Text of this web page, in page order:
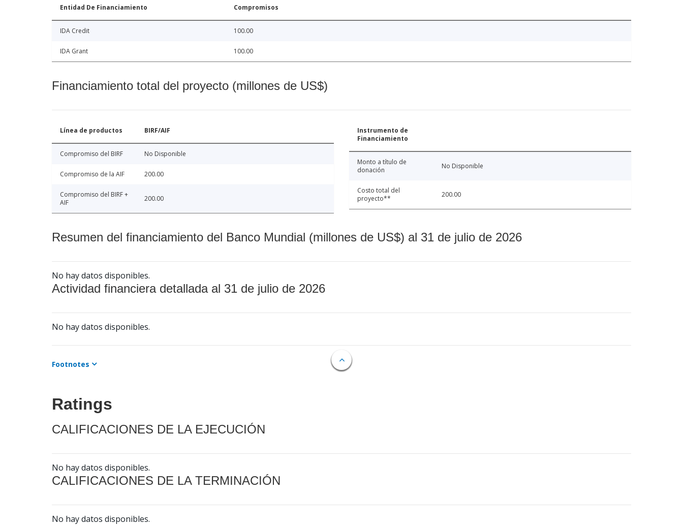
Entidad De Financiamiento Compromisos
IDA Credit 100.00
IDA Grant 100.00
Financiamiento total del proyecto (millones de US$)
Línea de productos BIRF/AIF
Compromiso del BIRF No Disponible
Compromiso de la AIF 200.00
Compromiso del BIRF +
AIF
200.00
Instrumento de
Financiamiento
Monto a título de
donación
No Disponible
Costo total del
proyecto**
200.00
Resumen del financiamiento del Banco Mundial (millones de US$) al 31 de julio de 2026
No hay datos disponibles.
Actividad financiera detallada al 31 de julio de 2026
No hay datos disponibles.
Footnotes
Ratings
CALIFICACIONES DE LA EJECUCIÓN
No hay datos disponibles.
CALIFICACIONES DE LA TERMINACIÓN
No hay datos disponibles.